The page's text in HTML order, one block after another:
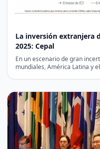
La inversión extranjera
2025: Cepal
En un escenario de gran
mundiales, América Latina y